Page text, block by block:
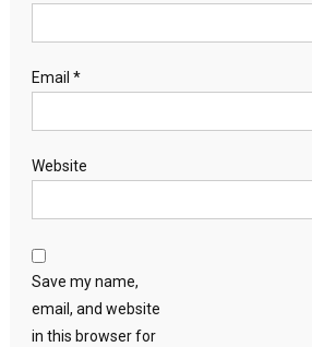
Email *
Website
Save my name,
email, and website
in this browser for